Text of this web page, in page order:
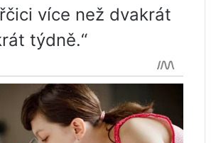
více než dvakrát
týdně.“